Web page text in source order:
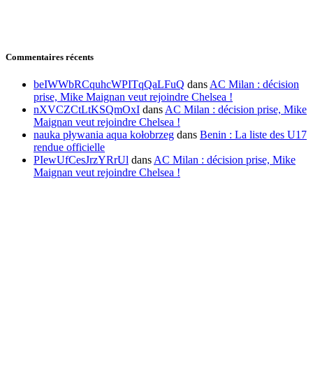
Commentaires récents
beIWWbRCquhcWPITqQaLFuQ dans AC Milan : décision
prise, Mike Maignan veut rejoindre Chelsea !
nXVCZCtLtKSQmOxI dans AC Milan : décision prise, Mike
Maignan veut rejoindre Chelsea !
nauka pływania aqua kołobrzeg dans Benin : La liste des U17
rendue officielle
PIewUfCesJrzYRrUl dans AC Milan : décision prise, Mike
Maignan veut rejoindre Chelsea !